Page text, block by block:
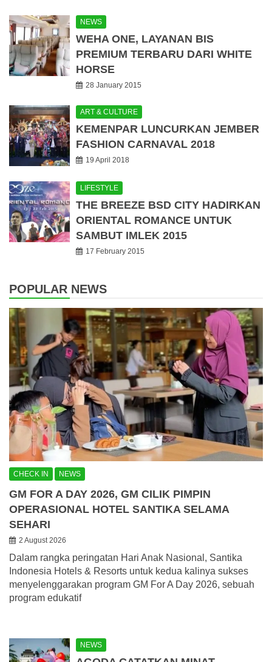
NEWS
WEHA ONE, LAYANAN BIS
PREMIUM TERBARU DARI WHITE
HORSE
28 January 2015
ART & CULTURE
KEMENPAR LUNCURKAN JEMBER
FASHION CARNAVAL 2018
19 April 2018
LIFESTYLE
THE BREEZE BSD CITY HADIRKAN
ORIENTAL ROMANCE UNTUK
SAMBUT IMLEK 2015
17 February 2015
POPULAR NEWS
CHECK IN NEWS
GM FOR A DAY 2026, GM CILIK PIMPIN
OPERASIONAL HOTEL SANTIKA SELAMA
SEHARI
2 August 2026
Dalam rangka peringatan Hari Anak Nasional, Santika
Indonesia Hotels & Resorts untuk kedua kalinya sukses
menyelenggarakan program GM For A Day 2026, sebuah
program edukatif
NEWS